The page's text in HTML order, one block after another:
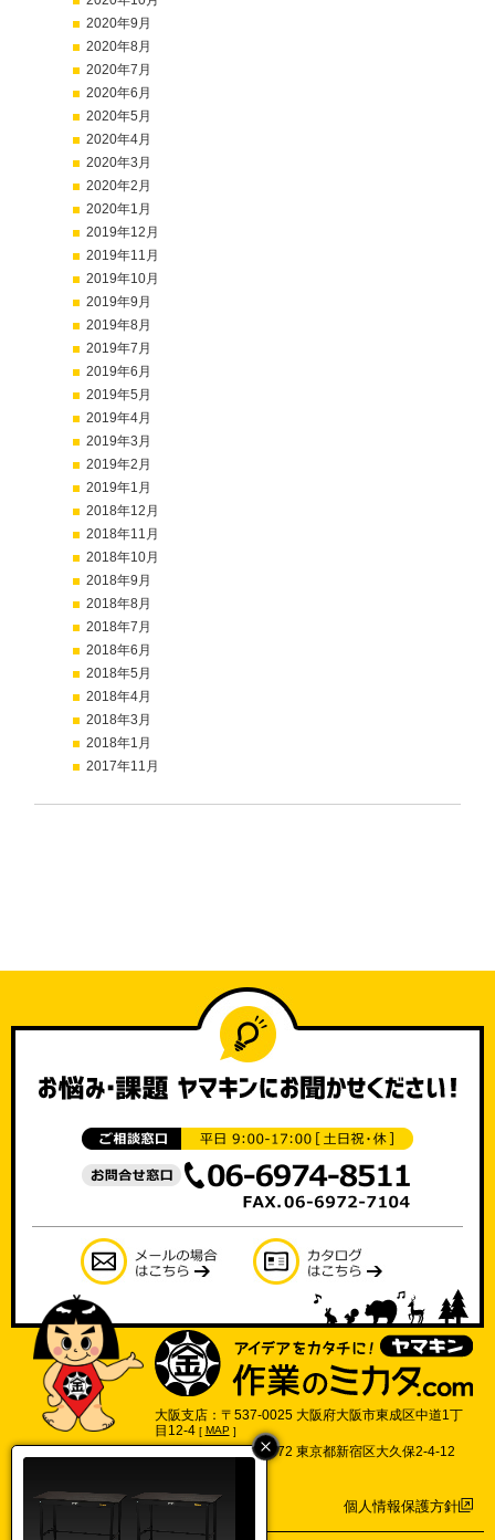
2020年9月
2020年8月
2020年7月
2020年6月
2020年5月
2020年4月
2020年3月
2020年2月
2020年1月
2019年12月
2019年11月
2019年10月
2019年9月
2019年8月
2019年7月
2019年6月
2019年5月
2019年4月
2019年3月
2019年2月
2019年1月
2018年12月
2018年11月
2018年10月
2018年9月
2018年8月
2018年7月
2018年6月
2018年5月
2018年4月
2018年3月
2018年1月
2017年11月
大阪支店：〒537-0025 大阪府大阪市東成区中道1丁
目12-4 [ MAP]
東京支店：〒169-0072 東京都新宿区大久保2-4-12
個人情報保護方針